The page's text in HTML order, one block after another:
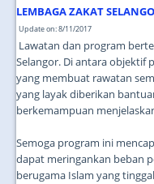
LEMBAGA ZAKAT
Update on: 8/11/2017
Lawatan dan program
Selangor. Di antara objektif
yang membuat rawatan
yang layak diberikan
berkemampuan
Semoga program ini
dapat meringankan beban
berugama Islam yang